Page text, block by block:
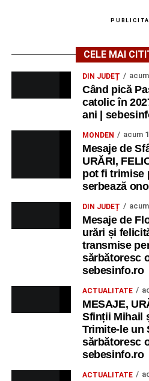
vocația pedagogică autentică.
Adaugă-ne ca
Urmărește-ne
Ultimele știri din Sebeș
Accident rutier la ieșirea
Regelui. Intervin
Biciclist de 70 de ani,
produs pe strada
Zilele Municipiului
spectacole, filme, sport
festivalul „Armonii în
CELE MAI
DIN JUDEȚ
Când pică
catolic în
ani |
MONDEN acum
Mesaje de
URĂRI,
pot fi trimise
serbează
DIN JUDEȚ
Mesaje de
urări și
transmise
sărbătoresc
sebesinfo.ro
ACTUALITATE
MESAJE,
Sfinții Mihail
Trimite-le un
sărbătoresc
sebesinfo.ro
ACTUALITATE